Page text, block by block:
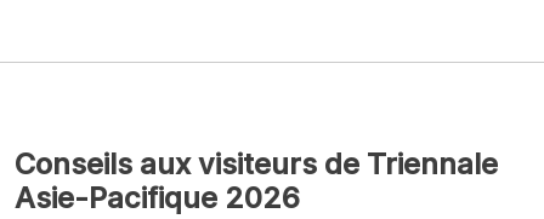
Conseils aux visiteurs de Triennale
Asie-Pacifique 2026